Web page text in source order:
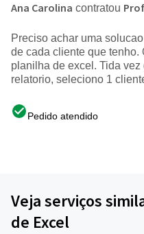
Ana Carolina contratou
Preciso achar uma
de cada cliente que tenho.
planilha de excel. Tida
relatorio, seleciono 1
Pedido atendido
Veja serviços
de Excel